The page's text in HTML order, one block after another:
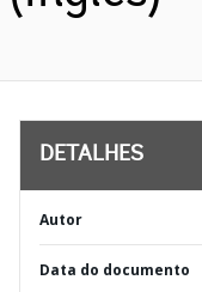
DETALHES
Autor
Data do documento